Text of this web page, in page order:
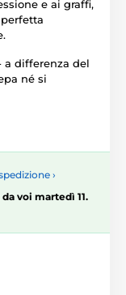
e ai graffi,
a differenza del
né si
›
da voi martedì 11.